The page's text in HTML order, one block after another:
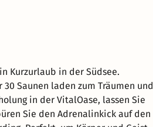
Kurzurlaub in der Südsee.
Saunen laden zum Träumen und
in der VitalOase, lassen Sie
Sie den Adrenalinkick auf den